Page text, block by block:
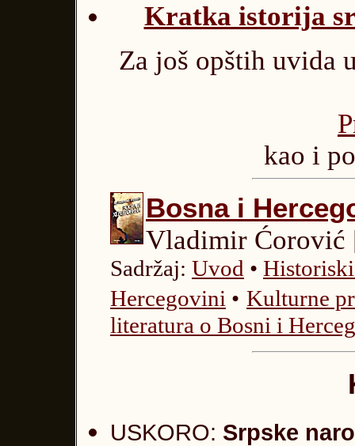
Kratka istorija
Za još opštih uvida
kao i
Bosna i
Vladimir
Sadržaj: Uvod •
Hercegovini • Kulturne
literatura o Bosni i
USKORO: Srpske